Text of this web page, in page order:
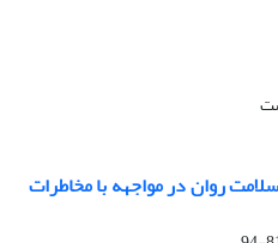
روان در مواجهه با مخاطرات